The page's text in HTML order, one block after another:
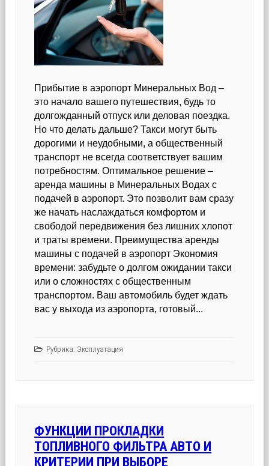
Прибытие в аэропорт Минеральных Вод –
это начало вашего путешествия, будь то
долгожданный отпуск или деловая поездка.
Но что делать дальше? Такси могут быть
дорогими и неудобными, а общественный
транспорт не всегда соответствует вашим
потребностям. Оптимальное решение –
аренда машины в Минеральных Водах с
подачей в аэропорт. Это позволит вам сразу
же начать наслаждаться комфортом и
свободой передвижения без лишних хлопот
и траты времени. Преимущества аренды
машины с подачей в аэропорт Экономия
времени: забудьте о долгом ожидании такси
или о сложностях с общественным
транспортом. Ваш автомобиль будет ждать
вас у выхода из аэропорта, готовый...
Рубрика: Эксплуатация
ФУНКЦИИ ПРОКЛАДКИ
ТОПЛИВНОГО ФИЛЬТРА АВТО И
КРИТЕРИИ ПРИ ВЫБОРЕ